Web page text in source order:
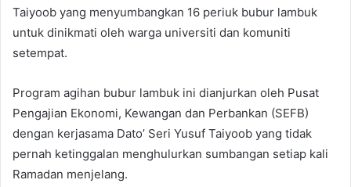
Taiyoob yang menyumbangkan 16 periuk bubur lambuk
untuk dinikmati oleh warga universiti dan komuniti
setempat.
Program agihan bubur lambuk ini dianjurkan oleh Pusat
Pengajian Ekonomi, Kewangan dan Perbankan (SEFB)
dengan kerjasama Dato’ Seri Yusuf Taiyoob yang tidak
pernah ketinggalan menghulurkan sumbangan setiap kali
Ramadan menjelang.